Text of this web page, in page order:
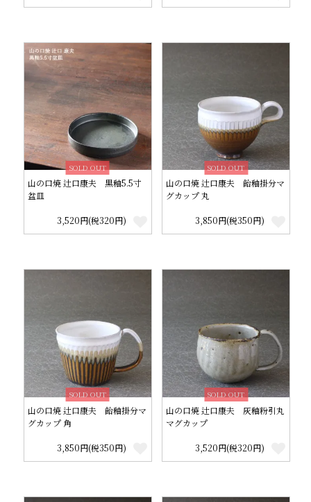
SOLD OUT
山の口焼 辻口康夫 黒釉5.5寸
盆皿
3,520円(税320円)
SOLD OUT
山の口焼 辻口康夫 飴釉掛分マ
グカップ 丸
3,850円(税350円)
SOLD OUT
山の口焼 辻口康夫 飴釉掛分マ
グカップ 角
3,850円(税350円)
SOLD OUT
山の口焼 辻口康夫 灰釉粉引丸
マグカップ
3,520円(税320円)